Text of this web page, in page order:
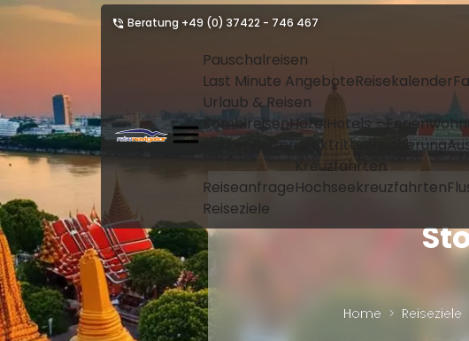
Beratung +49 (0) 37422 - 746 467
Pauschalreisen
Last Minute AngeboteReisekalender
Urlaub & Reisen
KombireisenHotel Hotels -
Parken
Reiseruecktrittversicherung
Reiseanfrage
Kreuzfahrten
Hochseekreuzfahrten
Reiseziele
Home Reiseziele